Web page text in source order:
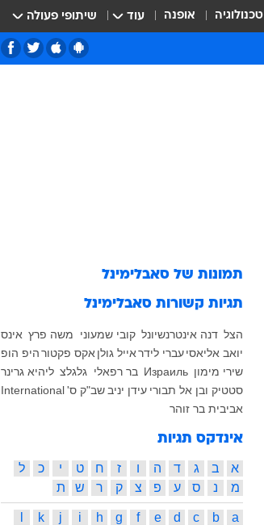
טכנולוגיה אופנה עוד שיתופי פעולה
תמונות של סאבלימינל
תגיות קשורות סאבלימינל
הצל דנה אינטרנשיונל קובי שמעוני משה פרץ אינס
יואב אליאסיעברי לידראייל גולן אקס פקטורהיפ הופ
שירי מימון Израиль בר רפאלי גלגלצ ליהיא גרינר
סטטיק ובן אל תבורי עידן יניב שב"ק ס'International
אביבית בר זוהר
אינדקס תגיות
א ב ג ד ה ו ז ח ט י כ
ל
מ
נ ס ע פ צ ק ר ש ת
a
b
c
d
e
f
g
h
i
j
k